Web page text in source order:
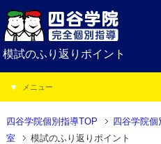
模試のふり返りポイント
メニュー
四谷学院個別指導TOP 四谷学院
室
模試のふり返りポイント